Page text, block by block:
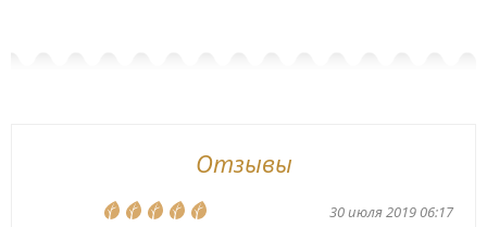
Отзывы
30 июля 2019 06:17